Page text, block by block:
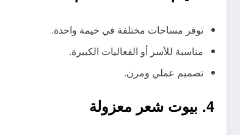
توفر مساحات مختلفة في خيمة واحدة.
مناسبة للأسر أو الفعاليات الكبيرة.
تصميم عملي ومرن.
4. بيوت شعر معزولة